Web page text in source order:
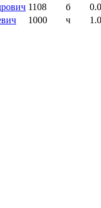
1108 б
0.0
1000 ч
1.0